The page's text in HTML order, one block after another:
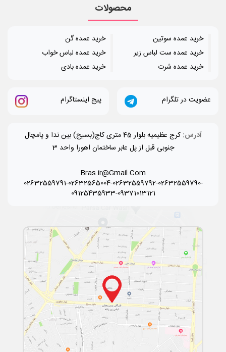
محصولات
خرید عمده سوتین
خرید عمده ست لباس زیر
خرید عمده شرت
خرید عمده گن
خرید عمده لباس خواب
خرید عمده بادی
عضویت در تلگرام پیج اینستاگرام
آدرس:
کرج عظیمیه بلوار 45 متری کاج(بسیج) بین ندا و پامچال
جنوبی قبل از پل عابر ساختمان اهورا واحد 3
Bras.ir@Gmail.Com
02632559791-02632565004-02632559792-02632559790-
09125435933-09371013121